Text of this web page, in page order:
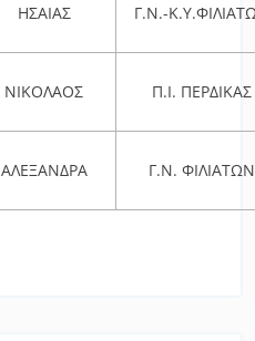
ΗΣΑΙΑΣ Γ.Ν.-
ΝΙΚΟΛΑΟΣ Π.Ι. ΠΕΡΔΙΚΑΣ
ΑΛΕΞΑΝΔΡΑ Γ.Ν. ΦΙΛΙΑΤΩΝ